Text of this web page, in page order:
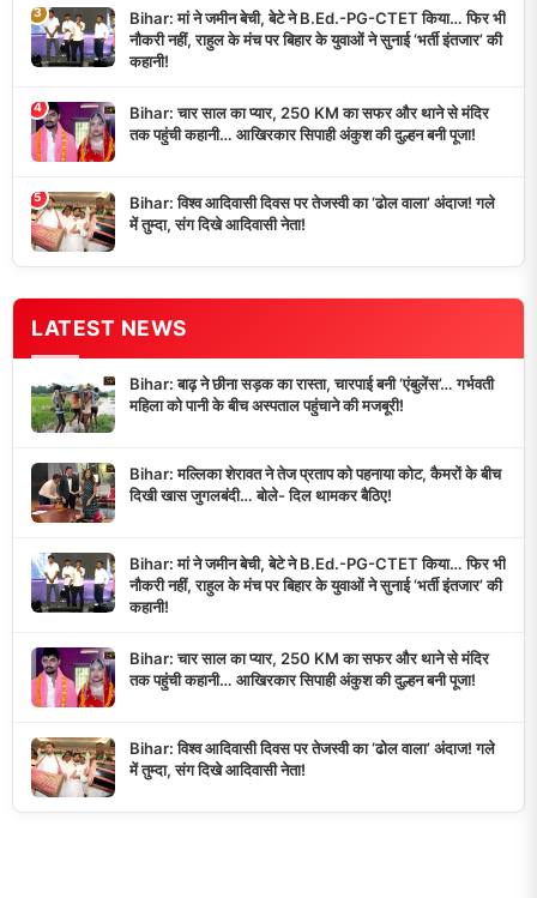
3
Bihar: मां ने जमीन बेची, बेटे ने B.Ed.-PG-CTET किया… फिर भी
नौकरी नहीं, राहुल के मंच पर बिहार के युवाओं ने सुनाई ‘भर्ती इंतजार’ की
कहानी!
4
Bihar: चार साल का प्यार, 250 KM का सफर और थाने से मंदिर
तक पहुंची कहानी… आखिरकार सिपाही अंकुश की दुल्हन बनी पूजा!
5
Bihar: विश्व आदिवासी दिवस पर तेजस्वी का ‘ढोल वाला’ अंदाज! गले
में तुम्दा, संग दिखे आदिवासी नेता!
LATEST NEWS
Bihar: बाढ़ ने छीना सड़क का रास्ता, चारपाई बनी ‘एंबुलेंस’… गर्भवती
महिला को पानी के बीच अस्पताल पहुंचाने की मजबूरी!
Bihar: मल्लिका शेरावत ने तेज प्रताप को पहनाया कोट, कैमरों के बीच
दिखी खास जुगलबंदी… बोले- दिल थामकर बैठिए!
Bihar: मां ने जमीन बेची, बेटे ने B.Ed.-PG-CTET किया… फिर भी
नौकरी नहीं, राहुल के मंच पर बिहार के युवाओं ने सुनाई ‘भर्ती इंतजार’ की
कहानी!
Bihar: चार साल का प्यार, 250 KM का सफर और थाने से मंदिर
तक पहुंची कहानी… आखिरकार सिपाही अंकुश की दुल्हन बनी पूजा!
Bihar: विश्व आदिवासी दिवस पर तेजस्वी का ‘ढोल वाला’ अंदाज! गले
में तुम्दा, संग दिखे आदिवासी नेता!